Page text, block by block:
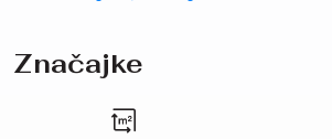
Značajke